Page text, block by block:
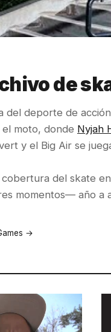
de
del deporte de
moto, donde Nyjah
y el Big Air se
del skate
momentos— año a
→